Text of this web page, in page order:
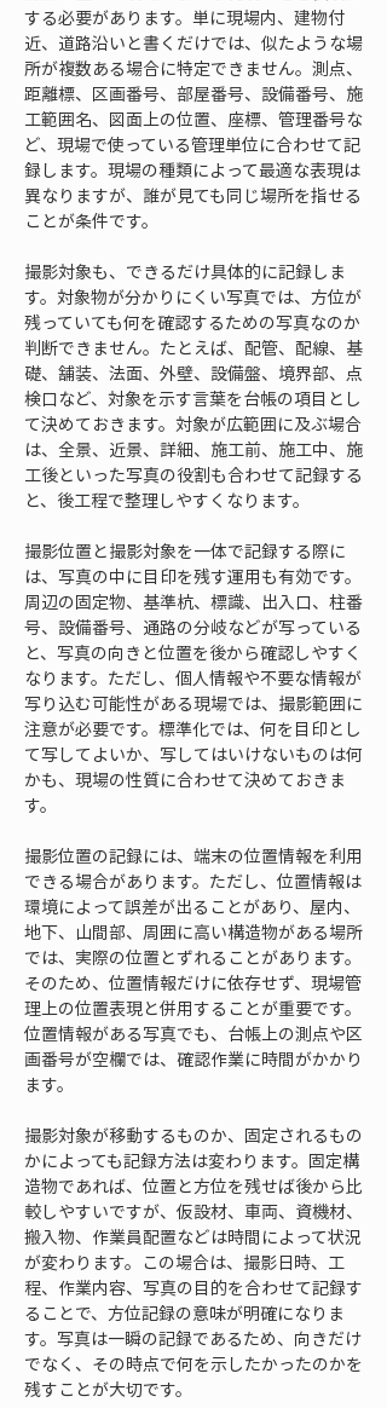
する必要があります。単に現場内、建物付
近、道路沿いと書くだけでは、似たような場
所が複数ある場合に特定できません。測点、
距離標、区画番号、部屋番号、設備番号、施
工範囲名、図面上の位置、座標、管理番号な
ど、現場で使っている管理単位に合わせて記
録します。現場の種類によって最適な表現は
異なりますが、誰が見ても同じ場所を指せる
ことが条件です。
撮影対象も、できるだけ具体的に記録しま
す。対象物が分かりにくい写真では、方位が
残っていても何を確認するための写真なのか
判断できません。たとえば、配管、配線、基
礎、舗装、法面、外壁、設備盤、境界部、点
検口など、対象を示す言葉を台帳の項目とし
て決めておきます。対象が広範囲に及ぶ場合
は、全景、近景、詳細、施工前、施工中、施
工後といった写真の役割も合わせて記録する
と、後工程で整理しやすくなります。
撮影位置と撮影対象を一体で記録する際に
は、写真の中に目印を残す運用も有効です。
周辺の固定物、基準杭、標識、出入口、柱番
号、設備番号、通路の分岐などが写っている
と、写真の向きと位置を後から確認しやすく
なります。ただし、個人情報や不要な情報が
写り込む可能性がある現場では、撮影範囲に
注意が必要です。標準化では、何を目印とし
て写してよいか、写してはいけないものは何
かも、現場の性質に合わせて決めておきま
す。
撮影位置の記録には、端末の位置情報を利用
できる場合があります。ただし、位置情報は
環境によって誤差が出ることがあり、屋内、
地下、山間部、周囲に高い構造物がある場所
では、実際の位置とずれることがあります。
そのため、位置情報だけに依存せず、現場管
理上の位置表現と併用することが重要です。
位置情報がある写真でも、台帳上の測点や区
画番号が空欄では、確認作業に時間がかかり
ます。
撮影対象が移動するものか、固定されるもの
かによっても記録方法は変わります。固定構
造物であれば、位置と方位を残せば後から比
較しやすいですが、仮設材、車両、資機材、
搬入物、作業員配置などは時間によって状況
が変わります。この場合は、撮影日時、工
程、作業内容、写真の目的を合わせて記録す
ることで、方位記録の意味が明確になりま
す。写真は一瞬の記録であるため、向きだけ
でなく、その時点で何を示したかったのかを
残すことが大切です。